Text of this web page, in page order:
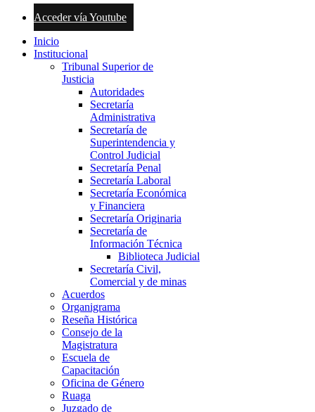
Acceder vía Youtube
Inicio
Institucional
Tribunal Superior de
Justicia
Autoridades
Secretaría
Administrativa
Secretaría de
Superintendencia y
Control Judicial
Secretaría Penal
Secretaría Laboral
Secretaría Económica
y Financiera
Secretaría Originaria
Secretaría de
Información Técnica
Biblioteca Judicial
Secretaría Civil,
Comercial y de minas
Acuerdos
Organigrama
Reseña Histórica
Consejo de la
Magistratura
Escuela de
Capacitación
Oficina de Género
Ruaga
Juzgado de